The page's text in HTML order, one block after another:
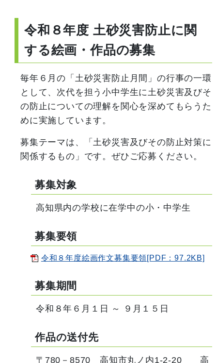
令和８年度 土砂災害防止に関
する絵画・作品の募集
毎年６月の「土砂災害防止月間」の行事の一環
として、次代を担う小中学生に土砂災害及びそ
の防止についての理解を関心を深めてもらうた
めに実施しています。
募集テーマは、「土砂災害及びその防止対策に
関係するもの」です。ぜひご応募ください。
募集対象
高知県内の学校に在学中の小・中学生
募集要領
令和８年度絵画作文募集要領[PDF：97.2KB]
募集期間
令和８年６月１日 ～ ９月１５日
作品の送付先
〒780－8570 高知市丸ノ内1-2-20 高